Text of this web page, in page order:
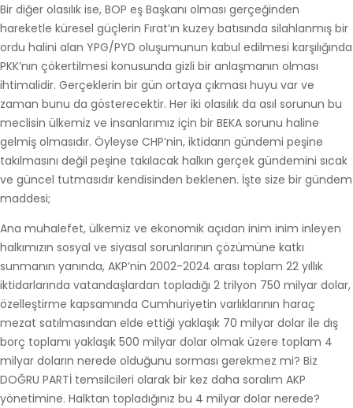
Bir diğer olasılık ise, BOP eş Başkanı olması gerçeğinden
hareketle küresel güçlerin Fırat’ın kuzey batısında silahlanmış bir
ordu halini alan YPG/PYD oluşumunun kabul edilmesi karşılığında
PKK’nın çökertilmesi konusunda gizli bir anlaşmanın olması
ihtimalidir. Gerçeklerin bir gün ortaya çıkması huyu var ve
zaman bunu da gösterecektir. Her iki olasılık da asıl sorunun bu
meclisin ülkemiz ve insanlarımız için bir BEKA sorunu haline
gelmiş olmasıdır. Öyleyse CHP’nin, iktidarın gündemi peşine
takılmasını değil peşine takılacak halkın gerçek gündemini sıcak
ve güncel tutmasıdır kendisinden beklenen. İşte size bir gündem
maddesi;
Ana muhalefet, ülkemiz ve ekonomik açıdan inim inim inleyen
halkımızın sosyal ve siyasal sorunlarının çözümüne katkı
sunmanın yanında, AKP’nin 2002-2024 arası toplam 22 yıllık
iktidarlarında vatandaşlardan topladığı 2 trilyon 750 milyar dolar,
özelleştirme kapsamında Cumhuriyetin varlıklarının haraç
mezat satılmasından elde ettiği yaklaşık 70 milyar dolar ile dış
borç toplamı yaklaşık 500 milyar dolar olmak üzere toplam 4
milyar doların nerede olduğunu sorması gerekmez mi? Biz
DOĞRU PARTİ temsilcileri olarak bir kez daha soralım AKP
yönetimine. Halktan topladığınız bu 4 milyar dolar nerede?